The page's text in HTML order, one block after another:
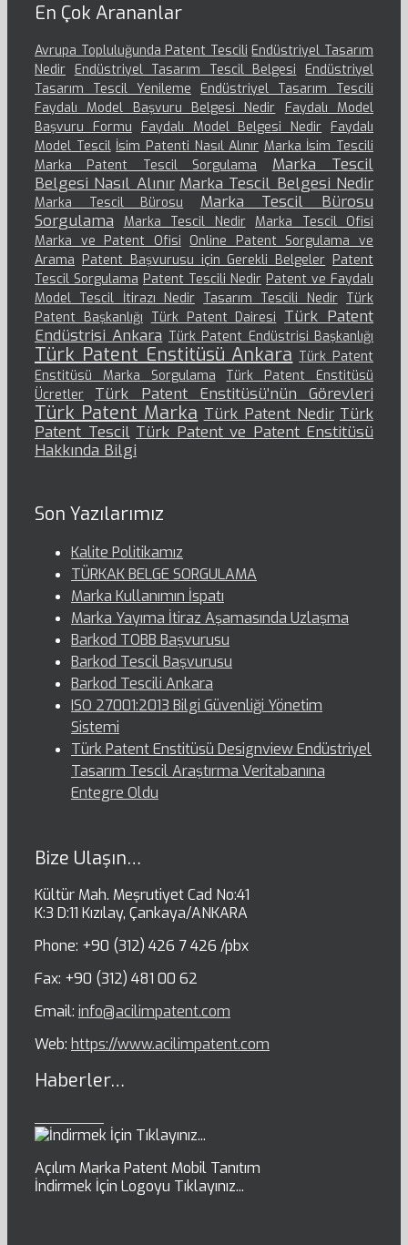
En Çok Arananlar
Avrupa Topluluğunda Patent Tescili Endüstriyel Tasarım
Nedir Endüstriyel Tasarım Tescil Belgesi
Endüstriyel
Tasarım Tescil Yenileme
Endüstriyel Tasarım Tescili
Faydalı Model Başvuru Belgesi Nedir
Faydalı Model
Başvuru Formu
Faydalı Model Belgesi Nedir Faydalı
Model Tescil İsim Patenti Nasıl Alınır Marka İsim Tescili
Marka Patent Tescil Sorgulama
Marka Tescil
Belgesi Nasıl Alınır Marka Tescil Belgesi Nedir
Marka Tescil Bürosu
Marka Tescil Bürosu
Sorgulama
Marka Tescil Nedir Marka Tescil Ofisi
Marka ve Patent Ofisi Online Patent Sorgulama ve
Arama Patent Başvurusu için Gerekli Belgeler Patent
Tescil Sorgulama Patent Tescili Nedir Patent ve Faydalı
Model Tescil İtirazı Nedir Tasarım Tescili Nedir Türk
Patent Başkanlığı Türk Patent Dairesi Türk Patent
Endüstrisi Ankara Türk Patent Endüstrisi Başkanlığı
Türk Patent Enstitüsü Ankara Türk Patent
Enstitüsü Marka Sorgulama
Türk Patent Enstitüsü
Ücretler
Türk Patent Enstitüsü’nün Görevleri
Türk Patent Marka Türk Patent Nedir Türk
Patent Tescil Türk Patent ve Patent Enstitüsü
Hakkında Bilgi
Son Yazılarımız
Kalite Politikamız
TÜRKAK BELGE SORGULAMA
Marka Kullanımın İspatı
Marka Yayıma İtiraz Aşamasında Uzlaşma
Barkod TOBB Başvurusu
Barkod Tescil Başvurusu
Barkod Tescili Ankara
ISO 27001:2013 Bilgi Güvenliği Yönetim
Sistemi
Türk Patent Enstitüsü Designview Endüstriyel
Tasarım Tescil Araştırma Veritabanına
Entegre Oldu
Bize Ulaşın…
Kültür Mah. Meşrutiyet Cad No:41
K:3 D:11 Kızılay, Çankaya/ANKARA
Phone: +90 (312) 426 7 426 /pbx
Fax: +90 (312) 481 00 62
Email: info@acilimpatent.com
Web: https://www.acilimpatent.com
Haberler…
Açılım Marka Patent Mobil Tanıtım
İndirmek İçin Logoyu Tıklayınız...